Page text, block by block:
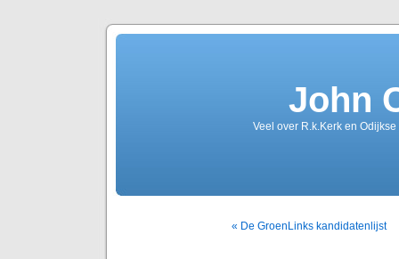
John
Veel over R.k.Kerk en
« De GroenLinks kandidatenlijst